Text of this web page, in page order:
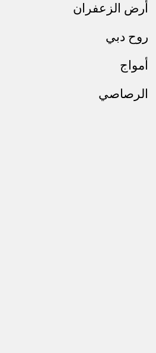
أرض الزعفران
روح دبي
أمواج
الرصاصي